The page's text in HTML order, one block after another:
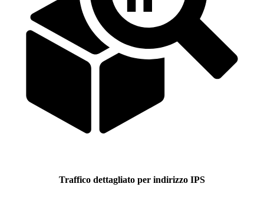
Traffico dettagliato per indirizzo IPS